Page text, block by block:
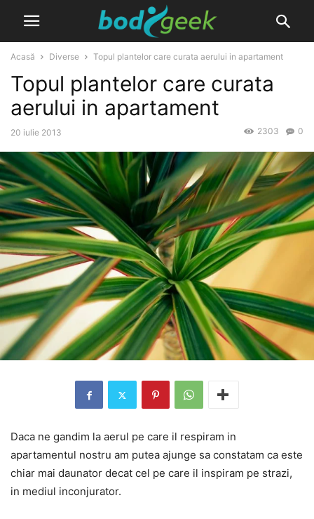
Acasă Diverse Topul plantelor care curata aerului in apartament
Topul plantelor care curata
aerului in apartament
20 iulie 2013 0
2303
Daca ne gandim la aerul pe care il respiram in
apartamentul nostru am putea ajunge sa constatam ca este
chiar mai daunator decat cel pe care il inspiram pe strazi,
in mediul inconjurator.